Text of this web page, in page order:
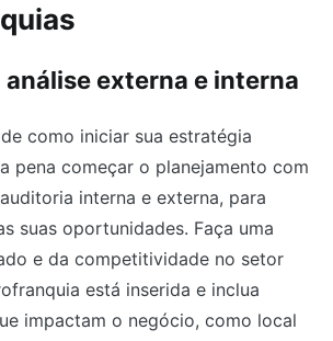
análise externa e interna
como iniciar sua estratégia
pena começar o planejamento com
interna e externa, para
suas oportunidades. Faça uma
e da competitividade no setor
está inserida e inclua
impactam o negócio, como local